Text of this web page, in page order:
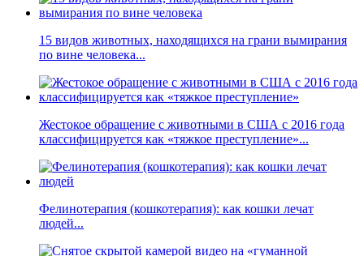
15 видов животных, находящихся на грани вымирания
по вине человека...
Жестокое обращение с животными в США с 2016 года
классифицируется как «тяжкое преступление»...
Фелинотерапия (кошкотерапия): как кошки лечат
людей...